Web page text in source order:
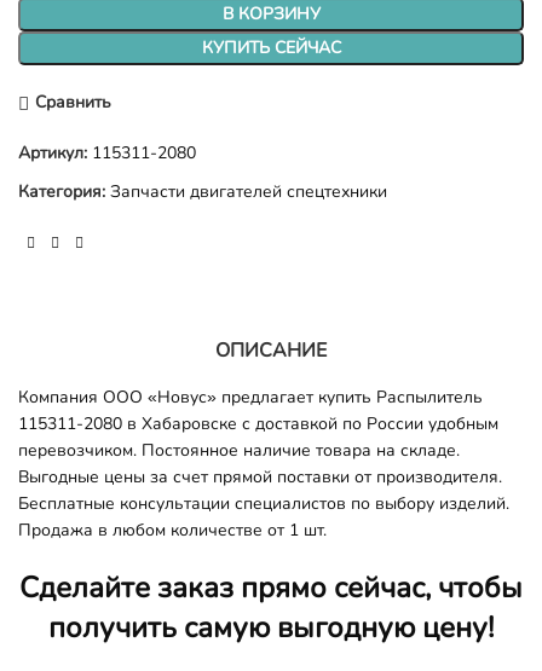
В КОРЗИНУ
КУПИТЬ СЕЙЧАС
Сравнить
Артикул: 115311-2080
Категория: Запчасти двигателей спецтехники
ОПИСАНИЕ
Компания ООО «Новус» предлагает купить Распылитель
115311-2080 в Хабаровске с доставкой по России удобным
перевозчиком. Постоянное наличие товара на складе.
Выгодные цены за счет прямой поставки от производителя.
Бесплатные консультации специалистов по выбору изделий.
Продажа в любом количестве от 1 шт.
Сделайте заказ прямо сейчас, чтобы
получить самую выгодную цену!